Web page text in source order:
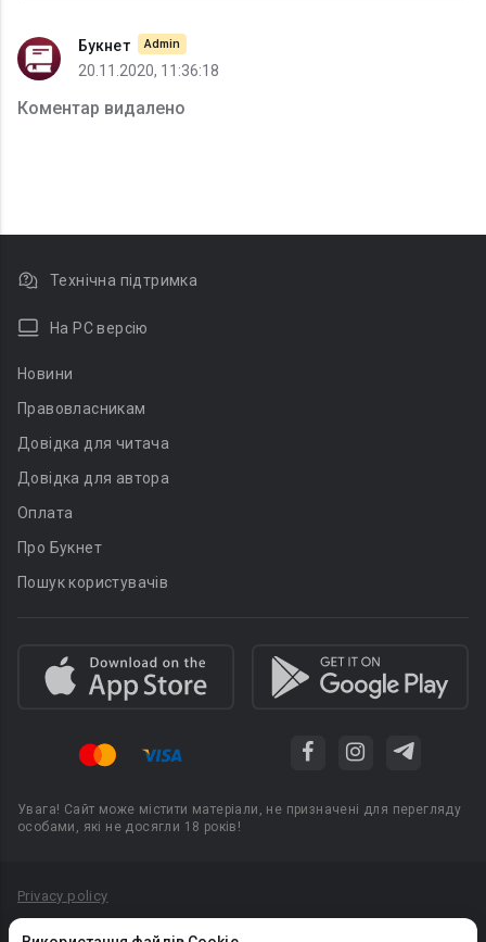
Букнет Admin
20.11.2020, 11:36:18
Коментар видалено
Технічна підтримка
На PC версію
Новини
Правовласникам
Довідка для читача
Довідка для автора
Оплата
Про Букнет
Пошук користувачів
Увага! Сайт може містити матеріали, не призначені для перегляду
особами, які не досягли 18 років!
Privacy policy